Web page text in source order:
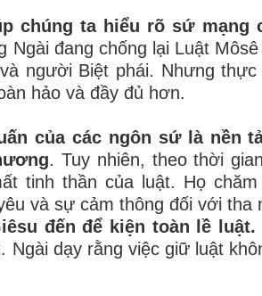
chúng ta hiểu rõ sứ mạng
Ngài đang chống lại Luật
người Biệt phái. Nhưng
hảo và đầy đủ hơn.
của các ngôn sứ là nền
. Tuy nhiên, theo thời
tinh thần của luật. Họ
và sự cảm thông đối với tha
đến để kiện toàn lề luật.
Ngài dạy rằng việc giữ luật